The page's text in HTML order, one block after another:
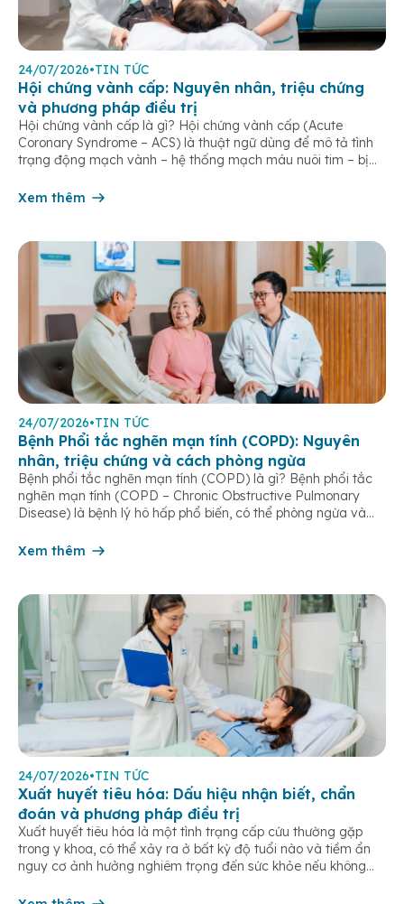
24/07/2026•TIN TỨC
Hội chứng vành cấp: Nguyên nhân, triệu chứng
và phương pháp điều trị
Hội chứng vành cấp là gì? Hội chứng vành cấp (Acute
Coronary Syndrome – ACS) là thuật ngữ dùng để mô tả tình
trạng động mạch vành – hệ thống mạch máu nuôi tim – bị
đến cơ tim giảm hoặc ngừng đột ngột. […]
Xem thêm
24/07/2026•TIN TỨC
Bệnh Phổi tắc nghẽn mạn tính (COPD): Nguyên
nhân, triệu chứng và cách phòng ngừa
Bệnh phổi tắc nghẽn mạn tính (COPD) là gì? Bệnh phổi tắc
nghẽn mạn tính (COPD – Chronic Obstructive Pulmonary
Disease) là bệnh lý hô hấp phổ biến, có thể phòng ngừa và
chứng hô hấp mạn tính như khó thở, ho […]
Xem thêm
24/07/2026•TIN TỨC
Xuất huyết tiêu hóa: Dấu hiệu nhận biết, chẩn
đoán và phương pháp điều trị
Xuất huyết tiêu hóa là một tình trạng cấp cứu thường gặp
trong y khoa, có thể xảy ra ở bất kỳ độ tuổi nào và tiềm ẩn
nguy cơ ảnh hưởng nghiêm trọng đến sức khỏe nếu không
hiểu rõ […]